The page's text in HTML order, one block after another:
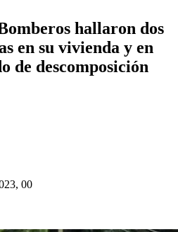
hallaron dos
en su vivienda y en
de descomposición
00